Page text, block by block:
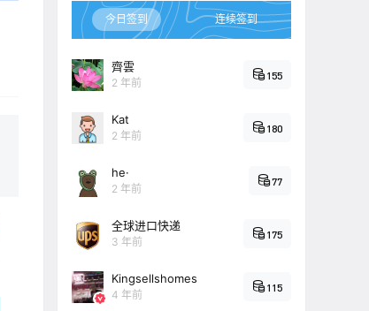
今日签到 连续签到
齊雲
2 年前
155
Kat
2 年前
180
he·
2 年前
77
全球进口快递
3 年前
175
Kingsellshomes
4 年前
115